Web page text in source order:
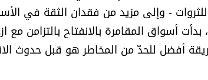
- وإلى مزيد من فقدان الثقة في
أسواق المقامرة بالانفتاح بالتزامن مع
أفضل للحدّ من المخاطر هو قبل حدوث